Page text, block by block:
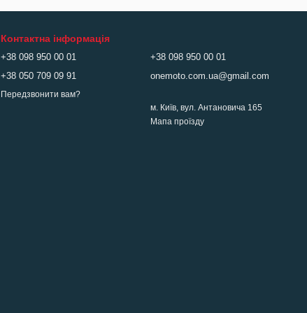
Контактна інформація
+38 098 950 00 01
+38 050 709 09 91
Передзвонити вам?
+38 098 950 00 01
onemoto.com.ua@gmail.com
м. Київ, вул. Антановича 165
Мапа проїзду